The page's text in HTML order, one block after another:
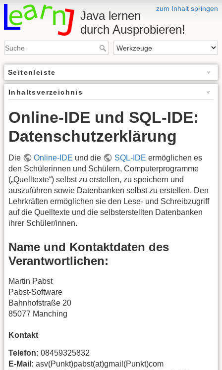
zum Inhalt springen
Java lernen
durch Ausprobieren!
Seitenleiste
Inhaltsverzeichnis
Online-IDE und SQL-IDE:
Datenschutzerklärung
Die Online-IDE und die SQL-IDE ermöglichen es
den Schülerinnen und Schülern, Computerprogramme
(„Quelltexte“) selbst zu erstellen, zu speichern und
auszuführen sowie Datenbanken selbst zu erstellen. Den
Lehrkräften ermöglichen sie den Lese- und Schreibzugriff
auf die Quelltexte und die selbsterstellten Datenbanken
ihrer Schüler/innen.
Name und Kontaktdaten des
Verantwortlichen:
Martin Pabst
Pabst-Software
Bahnhofstraße 20
85077 Manching
Kontakt
Telefon: 08459325832
E-Mail: asv(Punkt)pabst(at)gmail(Punkt)com